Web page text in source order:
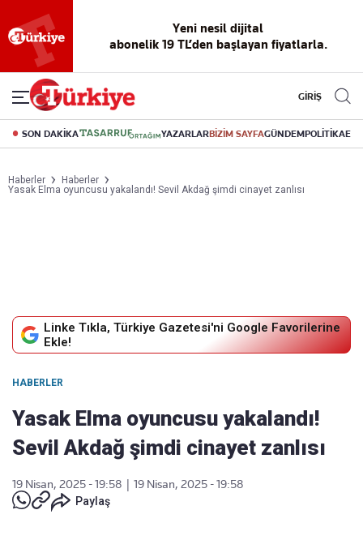
okuma
deneyimi
dijital arşiv
Akıllı haber
asistanı
Eski gazeteleri
indirme
canlı soru
cevap
GİRİŞ
SON DAKİKA YAZARLARBİZİM SAYFAGÜNDEMPOLİTİKA
Haberler
Haberler
Yasak Elma oyuncusu yakalandı! Sevil Akdağ şimdi cinayet zanlısı
Linke Tıkla, Türkiye Gazetesi'ni Google Favorilerine
Ekle!
HABERLER
Yasak Elma oyuncusu yakalandı!
Sevil Akdağ şimdi cinayet zanlısı
19 Nisan, 2025 - 19:58
19 Nisan, 2025 - 19:58
Paylaş